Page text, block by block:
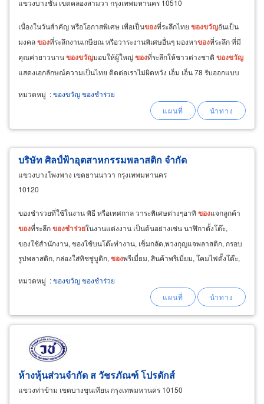
แขวงบางชัน เขตคลองสามวา กรุงเทพมหานคร 10510
เนื่องในวันสำคัญ หรือโอกาสพิเศษ เพื่อเป็นของที่ระลึกไทย ของขวัญอันเป็น
มงคลของที่ระลึกงานเกษียณ หรือวาระงานพิเศษอื่นๆ มองหาของที่ระลึก ที่มี
คุณค่ายาวนานของขวัญมอบให้ผู้ใหญ่ของที่ระลึกให้ชาวต่างชาติ ของขวัญ
แสดงเอกลักษณ์ความเป็นไทย ติดต่อเราไม่ผิดหวัง เอ็ม เอ็น 78 รับออกแบบ
หมวดหมู่ :ของขวัญ ของชำร่วย
บริษัท ศิลป์ฟ้าอุตสาหกรรมพลาสติก จำกัด
แขวงบางโพงพาง เขตยานนาวา กรุงเทพมหานคร
10120
ของชำรวยที่ใช้ในงาน พิธี หรือเทศกาล วาระพิเศษต่างๆอาทิ ของแจกลูกค้า
ของที่ระลึกของชำร่วยในงานแต่งงาน เป็นต้นอย่างเช่น นาฬิกาตั้งโต๊ะ,
ของใช้สำนักงาน, ของใช้บนโต๊ะทำงาน, เข็มกลัด,พวงกุญแจพลาสติก, กรอบ
รูปพลาสติก, กล่องใส่ทิชชู่บูติก, ของพรีเมี่ยม, สินค้าพรีเมี่ยม, โคมไฟตั้งโต๊ะ,
หมวดหมู่ :ของขวัญ ของชำร่วย
ห้างหุ้นส่วนจำกัด ส วัชรภัณฑ์ โปรดักส์
แขวงท่าข้าม เขตบางขุนเทียน กรุงเทพมหานคร 10150